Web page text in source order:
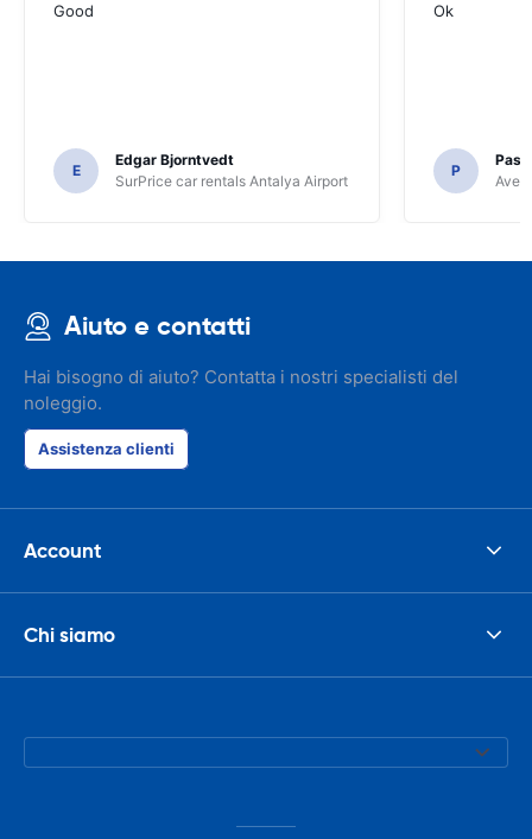
Good
E
Edgar Bjorntvedt
SurPrice car rentals Antalya Airport
Ok
P
Avec
Aiuto e contatti
Hai bisogno di aiuto? Contatta i nostri specialisti del
noleggio.
Assistenza clienti
Account
Chi siamo